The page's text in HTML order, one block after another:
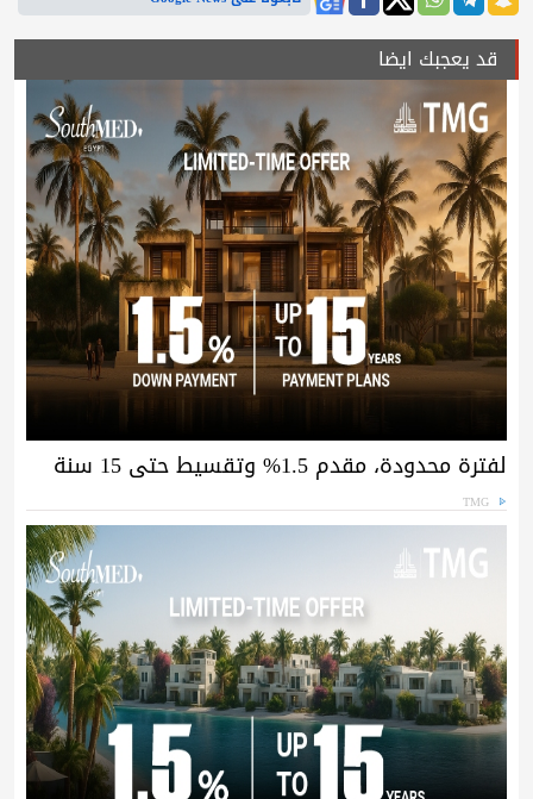
قد يعجبك ايضا
لفترة محدودة، مقدم 1.5% وتقسيط حتى 15 سنة
TMG